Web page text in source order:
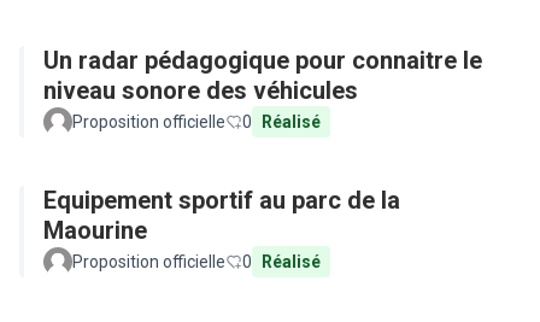
Un radar pédagogique pour connaitre le
niveau sonore des véhicules
Proposition officielle 0 Réalisé
Equipement sportif au parc de la
Maourine
Proposition officielle 0 Réalisé